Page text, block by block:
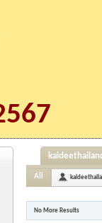
All
No More Results